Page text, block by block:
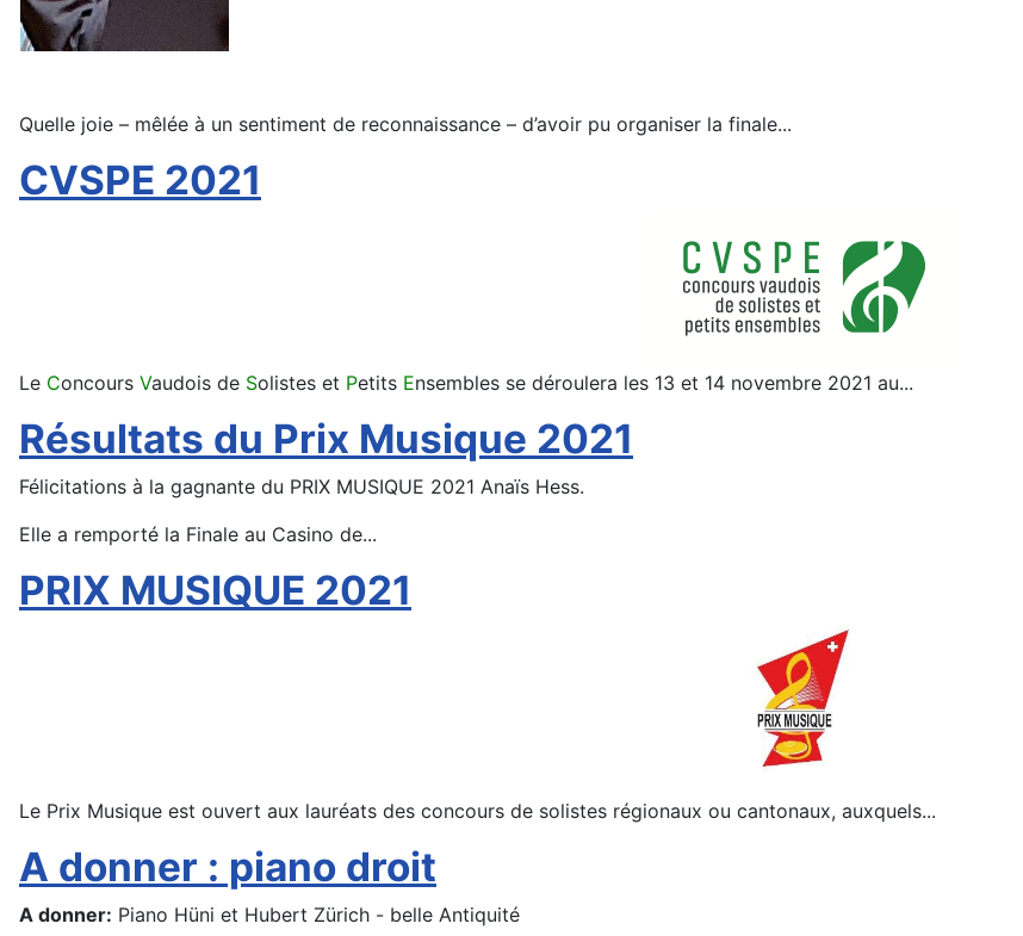
Quelle joie – mêlée à un sentiment de reconnaissance – d’avoir pu organiser la finale...
CVSPE 2021
Le Concours Vaudois de Solistes et Petits Ensembles se déroulera les 13 et 14 novembre 2021 au...
Résultats du Prix Musique 2021
Félicitations à la gagnante du PRIX MUSIQUE 2021 Anaïs Hess.
Elle a remporté la Finale au Casino de...
PRIX MUSIQUE 2021
Le Prix Musique est ouvert aux lauréats des concours de solistes régionaux ou cantonaux, auxquels...
A donner : piano droit
A donner: Piano Hüni et Hubert Zürich - belle Antiquité